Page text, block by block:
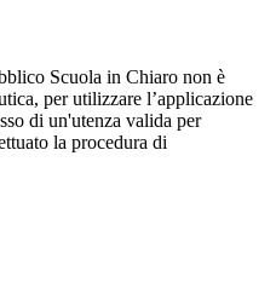
Scuola in Chiaro non è
per utilizzare l’applicazione
di un'utenza valida per
la procedura di